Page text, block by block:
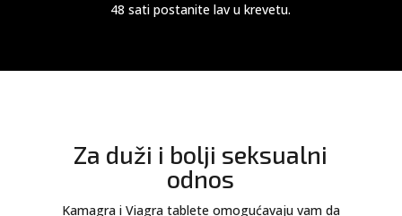
48 sati postanite lav u krevetu.
Za duži i bolji seksualni
odnos
Kamagra i Viagra tablete omogućavaju vam da